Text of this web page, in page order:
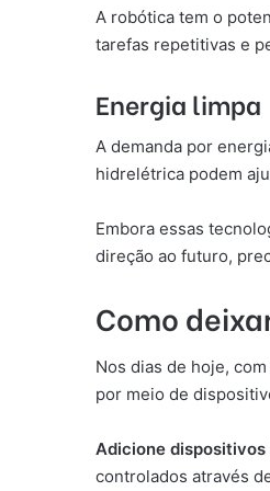
A robótica tem o
tarefas repetitivas e
Energia limpa
A demanda por
hidrelétrica podem
Embora essas
direção ao futuro,
Como
Nos dias de hoje,
por meio de
Adicione
controlados através